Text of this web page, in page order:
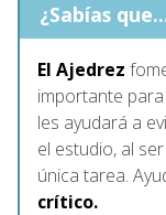
¿Sabías
El Ajedrez
importante
les ayudará a
el estudio, al
única tarea.
crítico.